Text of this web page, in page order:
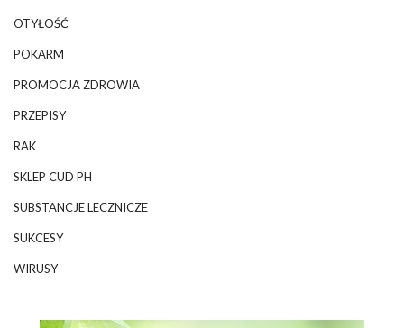
OTYŁOŚĆ
POKARM
PROMOCJA ZDROWIA
PRZEPISY
RAK
SKLEP CUD PH
SUBSTANCJE LECZNICZE
SUKCESY
WIRUSY